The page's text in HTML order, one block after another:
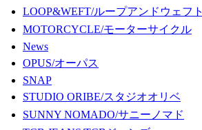
LOOP&WEFT/ループアンドウェフト
MOTORCYCLE/モーターサイクル
News
OPUS/オーパス
SNAP
STUDIO ORIBE/スタジオオリベ
SUNNY NOMADO/サニーノマド